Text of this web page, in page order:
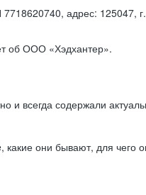
адрес: 125047, г.
об ООО «Хэдхантер».
и всегда содержали
они бывают, для чего